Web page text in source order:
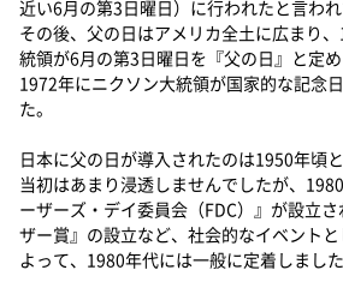
近い6月の第3日曜日）に行われたと言われ
その後、父の日はアメリカ全土に広まり
統領が6月の第3日曜日を『父の日』と定め
1972年にニクソン大統領が国家的な記念
た。
日本に父の日が導入されたのは1950年頃
当初はあまり浸透しませんでしたが、
ーザーズ・デイ委員会（FDC）』が設立
ザー賞』の設立など、社会的なイベント
よって、1980年代には一般に定着しました